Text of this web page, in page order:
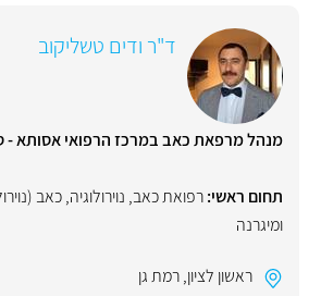
ד"ר ודים טשליקוב
מנהל מרפאת כאב במרכז הרפואי אסותא -
תחום ראשי:רפואת כאב, נוירולוגיה,כאב
ומיגרנה
ראשון לציון,רמת גן